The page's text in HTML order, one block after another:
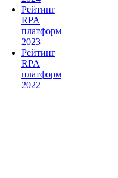
Рейтинг
RPA
платформ
2023
Рейтинг
RPA
платформ
2022